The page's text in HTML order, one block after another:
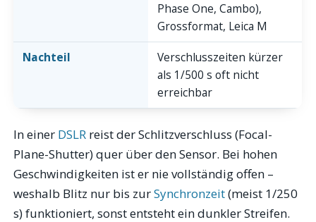
Phase One, Cambo),
Grossformat, Leica M
Nachteil
Verschlusszeiten kürzer
als 1/500 s oft nicht
erreichbar
In einer DSLR reist der Schlitzverschluss (Focal-
Plane-Shutter) quer über den Sensor. Bei hohen
Geschwindigkeiten ist er nie vollständig offen –
weshalb Blitz nur bis zurSynchronzeit(meist 1/250
s) funktioniert, sonst entsteht ein dunkler Streifen.